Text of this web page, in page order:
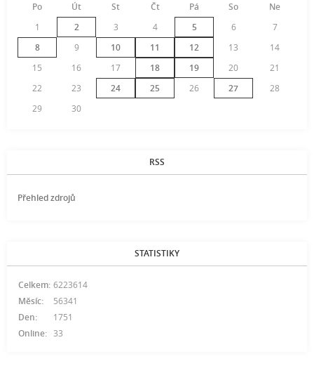
Po
Út St Čt Pá So
Ne
1
2 3 4 5 6
7
8
9 10 11 12 13
14
15
16 17 18 19 20
21
22
23 24 25 26 27
28
29
30
RSS
Přehled zdrojů
STATISTIKY
Online: 33
Celkem: 6223614
Měsíc:
56341
Den:
1751